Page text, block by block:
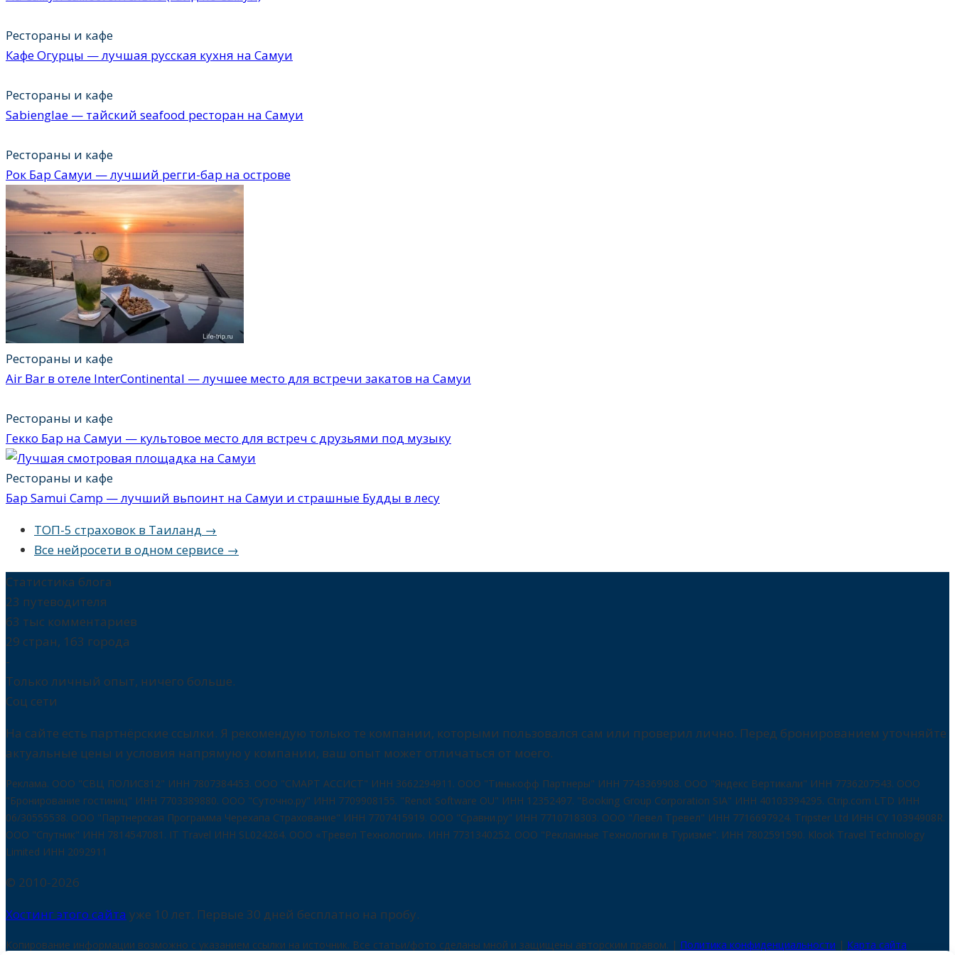
Рестораны и кафе
Кафе Огурцы — лучшая русская кухня на Самуи
Рестораны и кафе
Sabienglae — тайский seafood ресторан на Самуи
Рестораны и кафе
Рок Бар Самуи — лучший регги-бар на острове
Рестораны и кафе
Air Bar в отеле InterContinental — лучшее место для встречи закатов на Самуи
Рестораны и кафе
Гекко Бар на Самуи — культовое место для встреч с друзьями под музыку
Рестораны и кафе
Бар Samui Camp — лучший вьпоинт на Самуи и страшные Будды в лесу
ТОП-5 страховок в Таиланд →
Все нейросети в одном сервисе →
Статистика блога
23 путеводителя
63 тыс комментариев
29 стран, 163 города
-
Только личный опыт, ничего больше.
Соц сети
На сайте есть партнёрские ссылки. Я рекомендую только те компании, которыми пользовался сам или проверил лично. Перед бронированием уточняйте
актуальные цены и условия напрямую у компании, ваш опыт может отличаться от моего.
Реклама. ООО "СВЦ ПОЛИС812" ИНН 7807384453. ООО "СМАРТ АССИСТ" ИНН 3662294911. ООО "Тинькофф Партнеры" ИНН 7743369908. ООО "Яндекс Вертикали" ИНН 7736207543. ООО
"Бронирование гостиниц" ИНН 7703389880. ООО "Суточно.ру" ИНН 7709908155. "Renot Software OU" ИНН 12352497. "Booking Group Corporation SIA" ИНН 40103394295. Ctrip.com LTD ИНН
06/30555538. ООО "Партнерская Программа Черехапа Страхование" ИНН 7707415919. OOO "Сравни.ру" ИНН 7710718303. ООО "Левел Тревел" ИНН 7716697924. Tripster Ltd ИНН CY 10394908R.
ООО "Спутник" ИНН 7814547081. IT Travel ИНН SL024264. ООО «Тревел Технологии». ИНН 7731340252. ООО "Рекламные Технологии в Туризме". ИНН 7802591590. Klook Travel Technology
Limited ИНН 2092911
© 2010-2026
Хостинг этого сайта уже 10 лет. Первые 30 дней бесплатно на пробу.
Копирование информации возможно с указанием ссылки на источник. Все статьи/фото сделаны мной и защищены авторским правом. | Политика конфиденциальности | Карта сайта